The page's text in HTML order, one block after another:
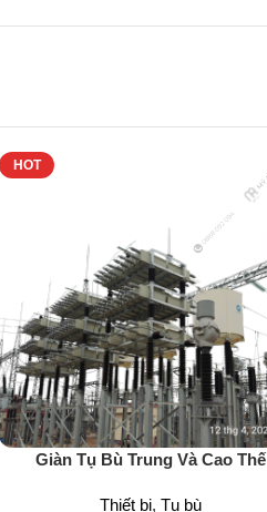
HOT
Giàn Tụ Bù Trung Và Cao Thế
Thiết bị, Tụ bù